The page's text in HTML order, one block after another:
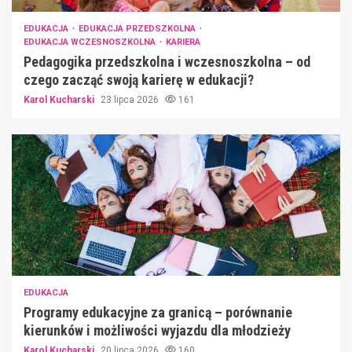
EDUKACJA
EDUKACJA PRZEDSZKOLNA
EDUKACJA WCZESNOSZKOLNA
KARIERA
Pedagogika przedszkolna i wczesnoszkolna – od
czego zacząć swoją karierę w edukacji?
Karol Kucharski 23 lipca 2026 161
EDUKACJA
Programy edukacyjne za granicą – porównanie
kierunków i możliwości wyjazdu dla młodzieży